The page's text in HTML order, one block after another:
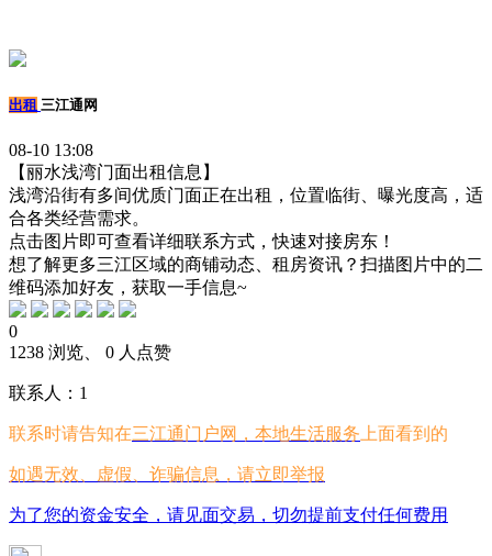
出租 三江通网
08-10 13:08
【丽水浅湾门面出租信息】
浅湾沿街有多间优质门面正在出租，位置临街、曝光度高，适
合各类经营需求。
点击图片即可查看详细联系方式，快速对接房东！
想了解更多三江区域的商铺动态、租房资讯？扫描图片中的二
维码添加好友，获取一手信息~
0
1238 浏览、 0 人点赞
联系人：1
联系时请告知在三江通门户网，本地生活服务 上面看到的
如遇无效、虚假、诈骗信息，请立即举报
为了您的资金安全，请见面交易，切勿提前支付任何费用